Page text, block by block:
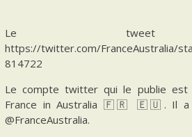
Le tweet
https://twitter.com/FranceAustralia/
814722
Le compte twitter qui le publie est
France in Australia 🇫🇷 🇪🇺. Il a
@FranceAustralia.